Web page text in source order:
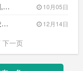
思明区 代理记帐 价格优惠,厦门天河东圃,会计/审计 10月05日
V空间室内设计工作室 我们是一个独立设计师团队 8年设计经验 喜欢小众 个性的设1529828098 12月14日
下一页